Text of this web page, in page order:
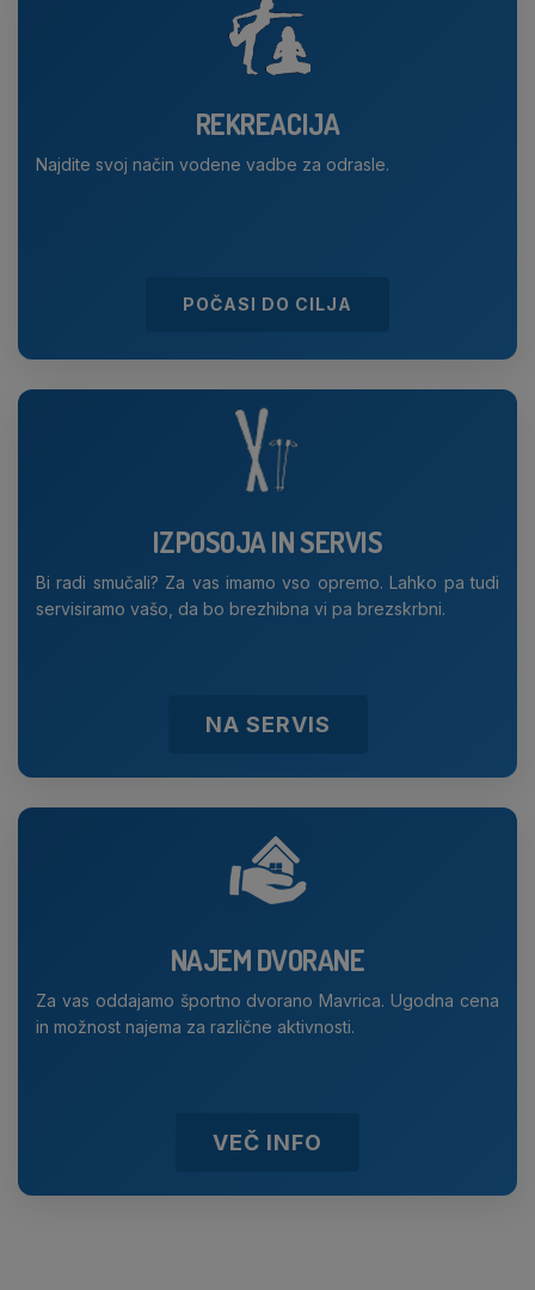
REKREACIJA
Najdite svoj način vodene vadbe za odrasle.
POČASI DO CILJA
IZPOSOJA IN SERVIS
Bi radi smučali? Za vas imamo vso opremo. Lahko pa tudi
servisiramo vašo, da bo brezhibna vi pa brezskrbni.
NA SERVIS
NAJEM DVORANE
Za vas oddajamo športno dvorano Mavrica. Ugodna cena
in možnost najema za različne aktivnosti.
VEČ INFO